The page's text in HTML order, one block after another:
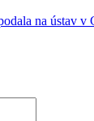
na ústav v